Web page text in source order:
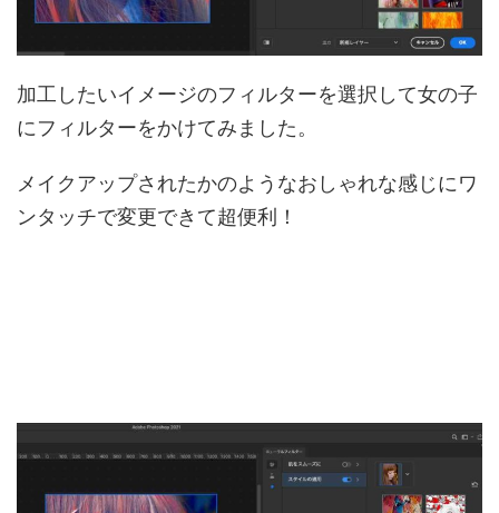
加工したいイメージのフィルターを選択して女の子
にフィルターをかけてみました。
メイクアップされたかのようなおしゃれな感じにワ
ンタッチで変更できて超便利！